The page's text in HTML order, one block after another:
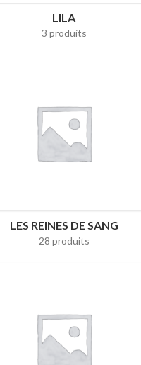
LILA
3 produits
LES REINES DE SANG
28 produits